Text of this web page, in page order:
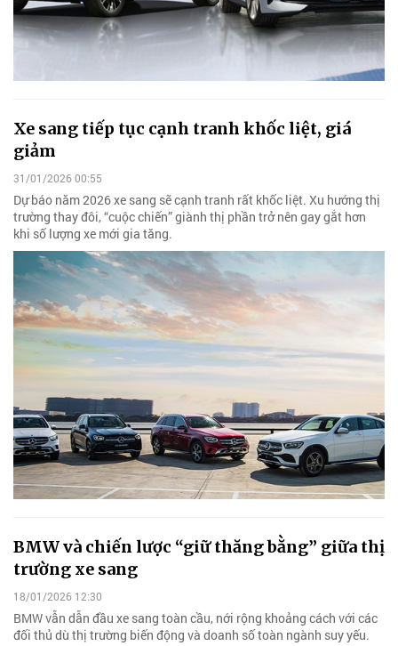
Xe sang tiếp tục cạnh tranh khốc liệt, giá
giảm
31/01/2026 00:55
Dự báo năm 2026 xe sang sẽ cạnh tranh rất khốc liệt. Xu hướng thị
trường thay đôi, “cuộc chiến” giành thị phần trở nên gay gắt hơn
khi số lượng xe mới gia tăng.
BMW và chiến lược “giữ thăng bằng” giữa thị
trường xe sang
18/01/2026 12:30
BMW vẫn dẫn đầu xe sang toàn cầu, nới rộng khoảng cách với các
đối thủ dù thị trường biến động và doanh số toàn ngành suy yếu.